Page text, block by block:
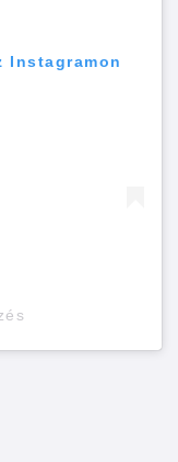
Instagramon